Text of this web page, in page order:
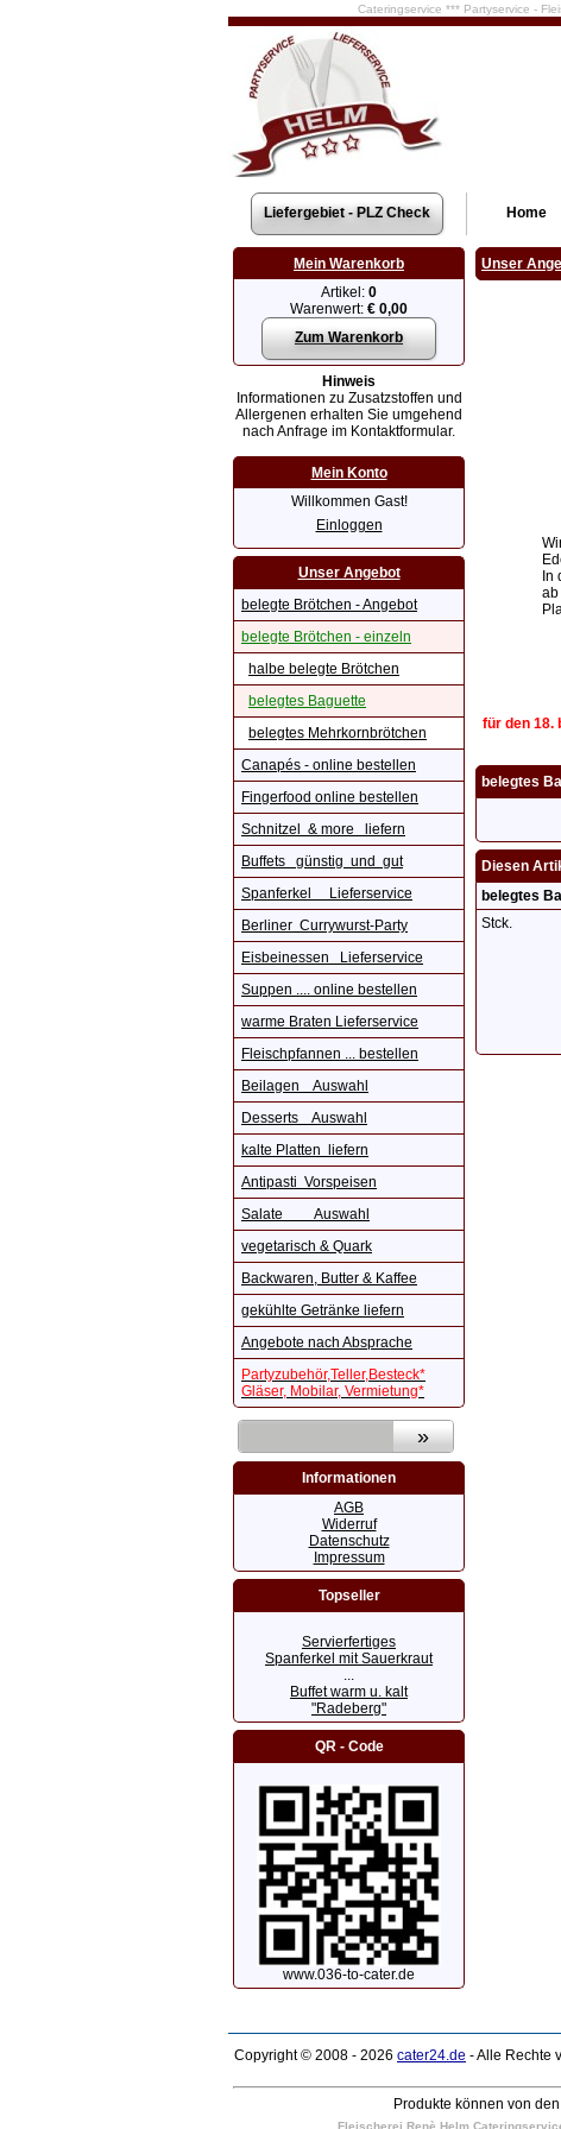
Cateringservice *** Partyservice -
Liefergebiet - PLZ Check Home
Mein Warenkorb
Artikel: 0
Warenwert: € 0,00
Zum Warenkorb
Hinweis
Informationen zu Zusatzstoffen und
Allergenen erhalten Sie umgehend
nach Anfrage im Kontaktformular.
Mein Konto
Willkommen Gast!
Einloggen
Unser Angebot
belegte Brötchen - Angebot
belegte Brötchen - einzeln
halbe belegte Brötchen
belegtes Baguette
belegtes Mehrkornbrötchen
Canapés - online bestellen
Fingerfood online bestellen
Schnitzel & more liefern
Buffets günstig und gut
Spanferkel Lieferservice
Berliner Currywurst-Party
Eisbeinessen Lieferservice
Suppen .... online bestellen
warme Braten Lieferservice
Fleischpfannen ... bestellen
Beilagen Auswahl
Desserts Auswahl
kalte Platten liefern
Antipasti Vorspeisen
Salate Auswahl
vegetarisch & Quark
Backwaren, Butter & Kaffee
gekühlte Getränke liefern
Angebote nach Absprache
Partyzubehör,Teller,Besteck*
Gläser, Mobilar, Vermietung*
Informationen
AGB
Widerruf
Datenschutz
Impressum
Topseller
Servierfertiges
Spanferkel mit Sauerkraut
...
Buffet warm u. kalt
"Radeberg"
QR - Code
www.036-to-cater.de
Unser
In
ab
für den 18.
belegtes
Diesen
belegtes
Stck.
Copyright © 2008 - 2026 cater24.de - Alle Rechte
Produkte können von
Fleischerei Renè Helm